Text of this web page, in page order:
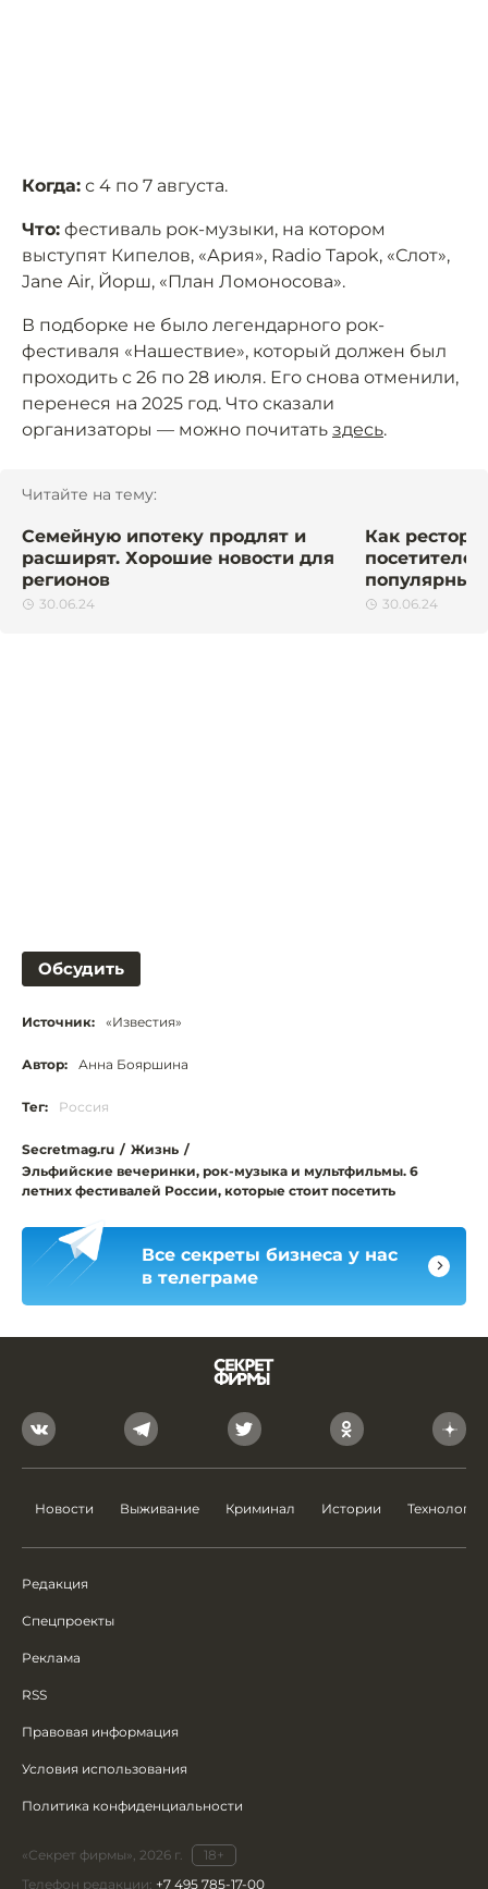
Когда: с 4 по 7 августа.
Что: фестиваль рок-музыки, на котором
выступят Кипелов, «Ария», Radio Tapok, «Слот»,
Jane Air, Йорш, «План Ломоносова».
В подборке не было легендарного рок-
фестиваля «Нашествие», который должен был
проходить с 26 по 28 июля. Его снова отменили,
перенеся на 2025 год. Что сказали
организаторы — можно почитать здесь.
Читайте на тему:
Семейную ипотеку продлят и
расширят. Хорошие новости для
регионов
30.06.24
Как
популярных
30.06.24
Обсудить
Источник: «Известия»
Автор: Анна Бояршина
Тег: Россия
Secretmag.ru / Жизнь /
Эльфийские вечеринки, рок-музыка и мультфильмы. 6
летних фестивалей России, которые стоит посетить
Все секреты бизнеса у нас
в телеграме
Новости Выживание Криминал Истории Технологии
Редакция
Спецпроекты
Реклама
RSS
Правовая информация
Условия использования
Политика конфиденциальности
«Секрет фирмы», 2026 г.
18+
Телефон редакции: +7 495 785-17-00